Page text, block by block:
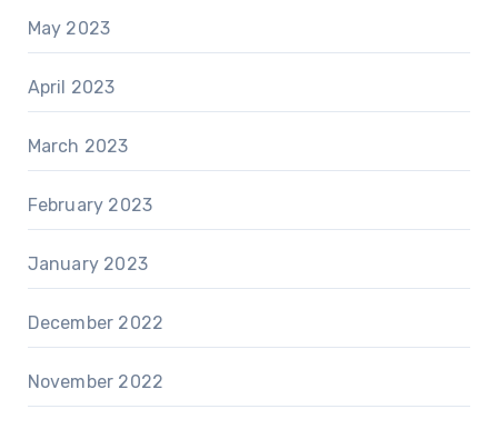
May 2023
April 2023
March 2023
February 2023
January 2023
December 2022
November 2022